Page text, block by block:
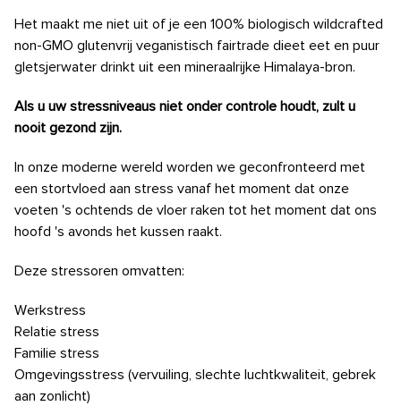
Het maakt me niet uit of je een 100% biologisch wildcrafted
non-GMO glutenvrij veganistisch fairtrade dieet eet en puur
gletsjerwater drinkt uit een mineraalrijke Himalaya-bron.
Als u uw stressniveaus niet onder controle houdt, zult u
nooit gezond zijn.
In onze moderne wereld worden we geconfronteerd met
een stortvloed aan stress vanaf het moment dat onze
voeten 's ochtends de vloer raken tot het moment dat ons
hoofd 's avonds het kussen raakt.
Deze stressoren omvatten:
Werkstress
Relatie stress
Familie stress
Omgevingsstress (vervuiling, slechte luchtkwaliteit, gebrek
aan zonlicht)